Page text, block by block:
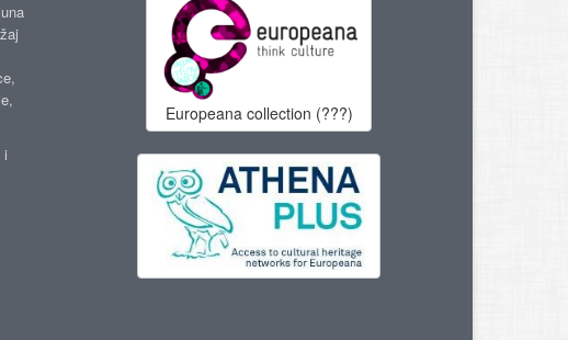
i
Europeana collection (???)